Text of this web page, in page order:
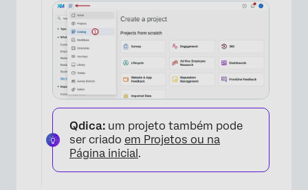
Qdica: um projeto também pode
ser criado em Projetos ou na
Página inicial.